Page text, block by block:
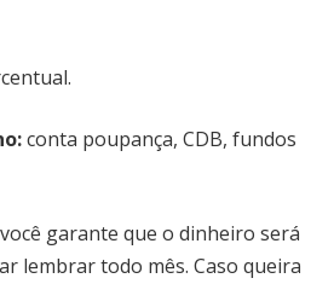
conta poupança, CDB, fundos
garante que o dinheiro será
lembrar todo mês. Caso queira